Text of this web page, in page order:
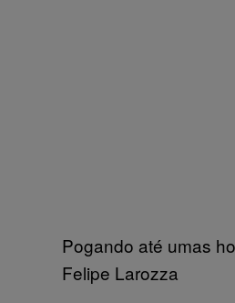
Pogando até umas
Felipe Larozza